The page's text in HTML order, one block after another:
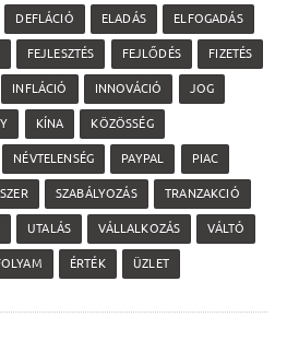
DEFLÁCIÓ ELADÁS ELFOGADÁS
FEJLESZTÉS FEJLŐDÉS FIZETÉS
INFLÁCIÓ INNOVÁCIÓ JOG
KÍNA KÖZÖSSÉG
NÉVTELENSÉG PAYPAL PIAC
SZABÁLYOZÁS TRANZAKCIÓ
UTALÁS VÁLLALKOZÁS VÁLTÓ
ÉRTÉK ÜZLET